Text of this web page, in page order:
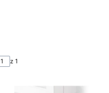
z 1